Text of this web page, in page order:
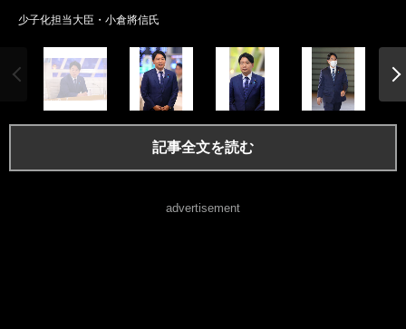
少子化担当大臣・小倉將信氏
記事全文を読む
advertisement